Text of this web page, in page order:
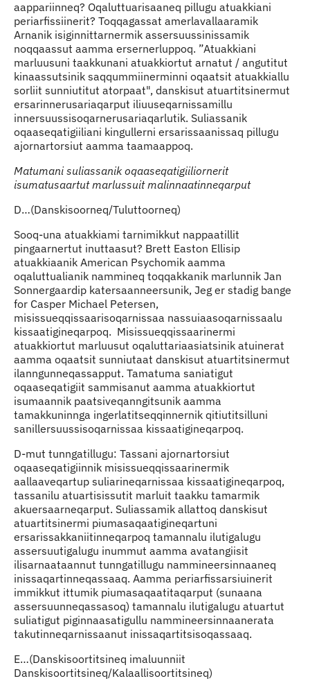
aappariinneq? Oqaluttuarisaaneq pillugu atuakkiani
periarfissiinerit? Toqqagassat amerlavallaaramik
Arnanik isiginnittarnermik assersuussinissamik
noqqaassut aamma ersernerluppoq. ”Atuakkiani
marluusuni taakkunani atuakkiortut arnatut / angutitut
kinaassutsinik saqqummiinerminni oqaatsit atuakkiallu
sorliit sunniutitut atorpaat", danskisut atuartitsinermut
ersarinnerusariaqarput iliuuseqarnissamillu
innersuussisoqarnerusariaqarlutik. Suliassanik
oqaaseqatigiiliani kingullerni ersarissaanissaq pillugu
ajornartorsiut aamma taamaappoq.
Matumani suliassanik oqaaseqatigiiliornerit
isumatusaartut marlussuit malinnaatinneqarput
D…(Danskisoorneq/Tuluttoorneq)
Sooq-una atuakkiami tarnimikkut nappaatillit
pingaarnertut inuttaasut? Brett Easton Ellisip
atuakkiaanik American Psychomik aamma
oqaluttualianik nammineq toqqakkanik marlunnik Jan
Sonnergaardip katersaanneersunik, Jeg er stadig bange
for Casper Michael Petersen,
misissueqqissaarisoqarnissaa nassuiaasoqarnissaalu
kissaatigineqarpoq. Misissueqqissaarinermi
atuakkiortut marluusut oqaluttariaasiatsinik atuinerat
aamma oqaatsit sunniutaat danskisut atuartitsinermut
ilanngunneqassapput. Tamatuma saniatigut
oqaaseqatigiit sammisanut aamma atuakkiortut
isumaannik paatsiveqanngitsunik aamma
tamakkuninnga ingerlatitseqqinnernik qitiutitsilluni
sanillersuussisoqarnissaa kissaatigineqarpoq.
D-mut tunngatillugu: Tassani ajornartorsiut
oqaaseqatigiinnik misissueqqissaarinermik
aallaaveqartup suliarineqarnissaa kissaatigineqarpoq,
tassanilu atuartisissutit marluit taakku tamarmik
akuersaarneqarput. Suliassamik allattoq danskisut
atuartitsinermi piumasaqaatigineqartuni
ersarissakkaniitinneqarpoq tamannalu ilutigalugu
assersuutigalugu inummut aamma avatangiisit
ilisarnaataannut tunngatillugu nammineersinnaaneq
inissaqartinneqassaaq. Aamma periarfissarsiuinerit
immikkut ittumik piumasaqaatitaqarput (sunaana
assersuunneqassasoq) tamannalu ilutigalugu atuartut
suliatigut piginnaasatigullu nammineersinnaanerata
takutinneqarnissaanut inissaqartitsisoqassaaq.
E…(Danskisoortitsineq imaluunniit
Danskisoortitsineq/Kalaallisoortitsineq)